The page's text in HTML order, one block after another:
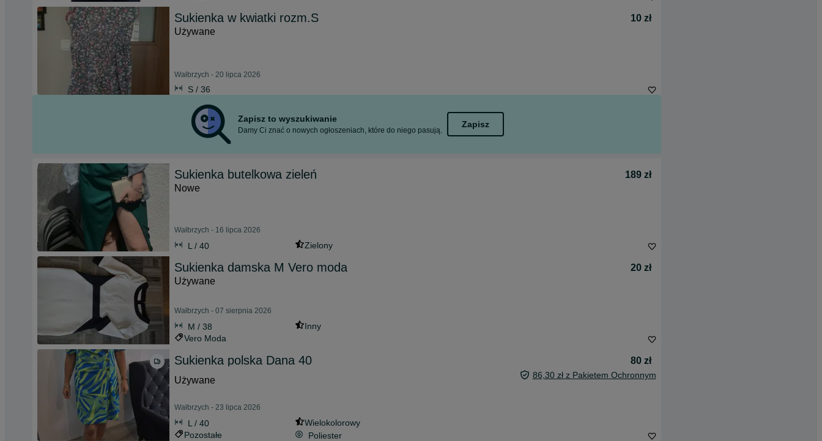
Sukienka w kwiatki rozm.S
10 zł
Używane
Wałbrzych - 20 lipca 2026
S / 36
Zapisz to wyszukiwanie
Damy Ci znać o nowych ogłoszeniach, które do niego pasują.
Zapisz
Sukienka butelkowa zieleń
189 zł
Nowe
Wałbrzych - 16 lipca 2026
L / 40 Zielony
Sukienka damska M Vero moda
20 zł
Używane
Wałbrzych - 07 sierpnia 2026
M / 38
Inny
Vero Moda
Sukienka polska Dana 40
80 zł
Używane
86,30 zł z Pakietem Ochronnym
Wałbrzych - 23 lipca 2026
L / 40
Wielokolorowy
Pozostałe
Poliester